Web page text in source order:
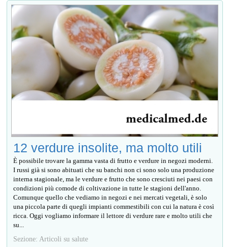
12 verdure insolite, ma molto utili
È possibile trovare la gamma vasta di frutto e verdure in negozi moderni.
I russi già si sono abituati che su banchi non ci sono solo una produzione
interna stagionale, ma le verdure e frutto che sono cresciuti nei paesi con
condizioni più comode di coltivazione in tutte le stagioni dell'anno.
Comunque quello che vediamo in negozi e nei mercati vegetali, è solo
una piccola parte di quegli impianti commestibili con cui la natura è così
ricca. Oggi vogliamo informare il lettore di verdure rare e molto utili che
su...
Sezione: Articoli su salute